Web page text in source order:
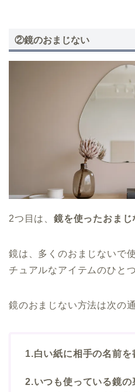
②鏡のおまじない
2つ目は、 鏡を使ったおまじ
鏡は、多くのおまじないで
チュアルなアイテムのひとつ
鏡のおまじない方法は次の通
1.白い紙に相手の名前を
2.いつも使っている鏡の